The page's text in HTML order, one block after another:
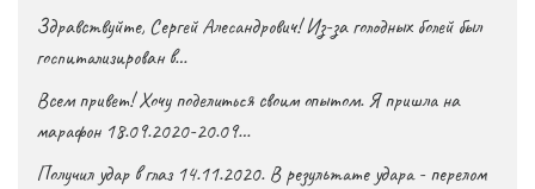
Здравствуйте, Сергей Алесандрович! Из-за голодных болей был
госпитализирован в…
Всем привет! Хочу поделиться своим опытом. Я пришла на
марафон 18.09.2020-20.09…
Получил удар в глаз 14.11.2020. В результате удара - перелом